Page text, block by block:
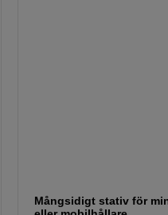
Mångsidigt stativ för